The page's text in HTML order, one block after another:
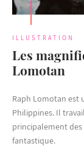
ILLUSTRATION
Les
Lomotan
Raph Lomotan est
Philippines. Il
principalement des
fantastique.